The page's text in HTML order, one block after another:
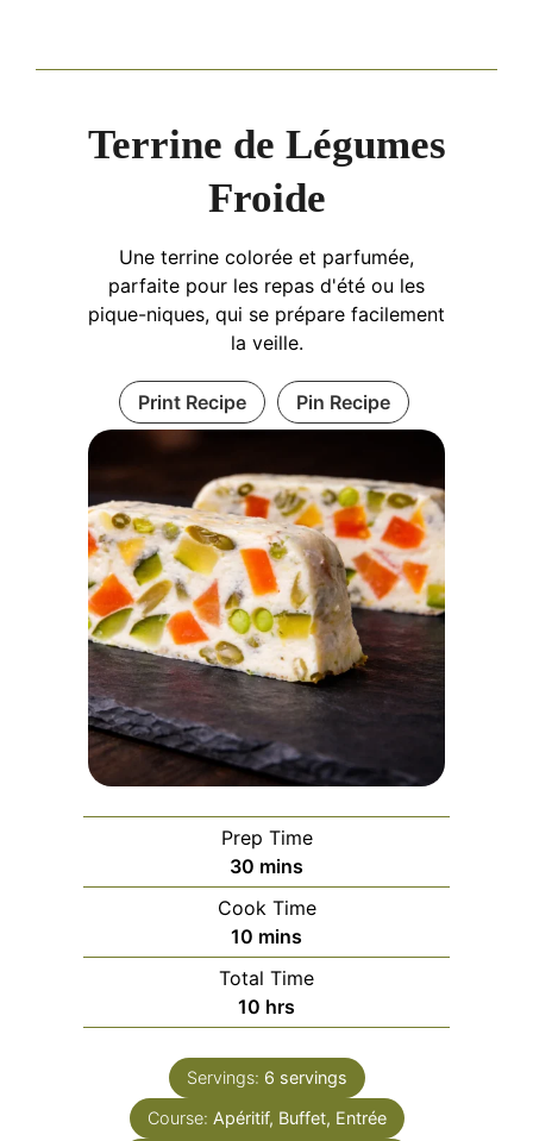
Terrine de Légumes
Froide
Une terrine colorée et parfumée,
parfaite pour les repas d'été ou les
pique-niques, qui se prépare facilement
la veille.
Print Recipe Pin Recipe
Prep Time
30 minutes
mins
Cook Time
10 minutes
mins
Total Time
10 hours
hrs
Servings: 6 servings
Course: Apéritif, Buffet, Entrée